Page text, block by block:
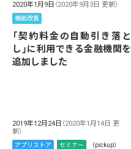
2020年1月9日 （2020年9月3日 更新）
機能改善
「契約料金の自動引き落と
し」に利用できる金融機関を
追加しました
2019年12月24日 （2020年1月14日 更
新）
アプリストア セミナー （pickup）